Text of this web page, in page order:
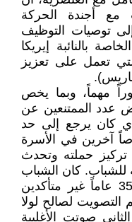
مع أجندة الحركة
توصيات التوظيف
بالنائبة إيريكا
تعمل على تعزيز
مهماً، وبما يخص
عدد الممتنعين عن
كان يرجع إلى حد
آخرين في الأسرة
تركيز حملته وتحدث
للشباب. كان الشباب
الذين تتراوح أعمارهم بين 18 و 35 عاماً غير متأكدين
التصويت لصالح لولا
صوتت الأغلبية